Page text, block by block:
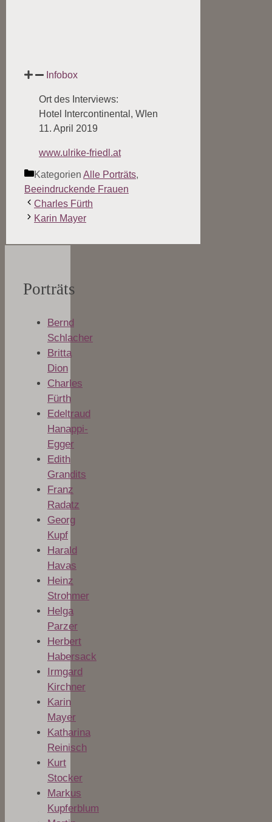
Infobox
Ort des Interviews:
Hotel Intercontinental, WIen
11. April 2019
www.ulrike-friedl.at
Kategorien Alle Porträts,
Beeindruckende Frauen
Charles Fürth
Karin Mayer
Porträts
Bernd
Schlacher
Britta
Dion
Charles
Fürth
Edeltraud
Hanappi-
Egger
Edith
Grandits
Franz
Radatz
Georg
Kupf
Harald
Havas
Heinz
Strohmer
Helga
Parzer
Herbert
Habersack
Irmgard
Kirchner
Karin
Mayer
Katharina
Reinisch
Kurt
Stocker
Markus
Kupferblum